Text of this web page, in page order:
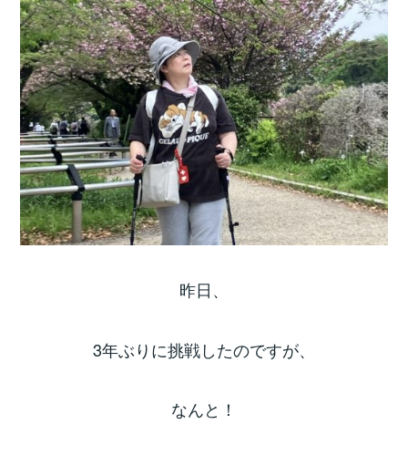
昨日、
3年ぶりに挑戦したのですが、
なんと！